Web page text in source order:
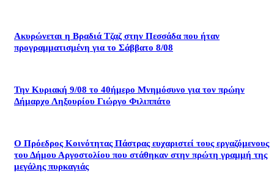
Ακυρώνεται η Βραδιά Τζαζ στην Πεσσάδα που ήταν
προγραμματισμένη για το Σάββατο 8/08
Την Κυριακή 9/08 το 40ήμερο Μνημόσυνο για τον πρώην
Δήμαρχο Ληξουρίου Γιώργο Φιλιππάτο
Ο Πρόεδρος Κοινότητας Πάστρας ευχαριστεί τους εργαζόμενους
του Δήμου Αργοστολίου που στάθηκαν στην πρώτη γραμμή της
μεγάλης πυρκαγιάς